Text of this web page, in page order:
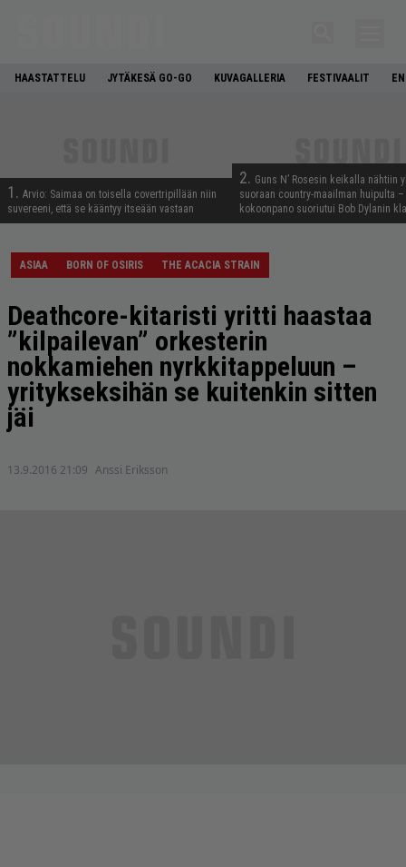
HAASTATTELU JYTÄKESÄ GO-GO KUVAGALLERIA FESTIVAALIT
1. Arvio: Saimaa on toisella covertripillään niin
suvereeni, että se kääntyy itseään vastaan
2. Guns N’ Rosesin keikalla nähtiin
suoraan country-maailman huipulta
kokoonpano suoriutui Bob Dylanin
ASIAA BORN OF OSIRIS THE ACACIA STRAIN
Deathcore-kitaristi yritti haastaa
”kilpailevan” orkesterin
nokkamiehen nyrkkitappeluun –
yritykseksihän se kuitenkin sitten
jäi
13.9.2016 21:09 Anssi Eriksson